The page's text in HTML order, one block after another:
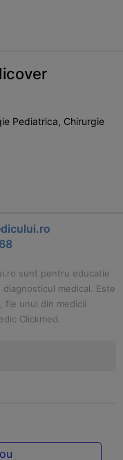
Pediatrica, Chirurgie
sunt pentru educatie
medical. Este
fie unul din medicii
Clickmed.